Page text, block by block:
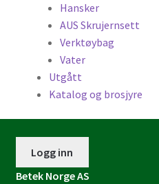
Hansker
AUS Skrujernsett
Verktøybag
Vater
Utgått
Katalog og brosjyre
Logg inn
Betek Norge AS